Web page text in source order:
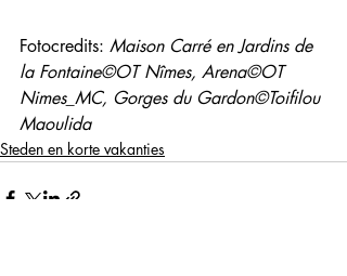
Fotocredits: Maison Carré en Jardins de
la Fontaine©OT Nîmes, Arena©OT
Nimes_MC, Gorges du Gardon©Toifilou
Maoulida
Steden en korte vakanties